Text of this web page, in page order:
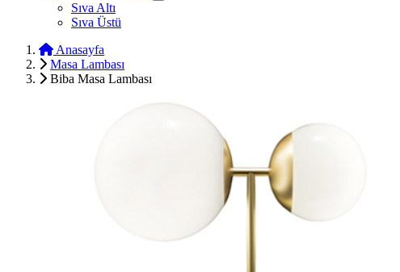
Sıva Altı
Sıva Üstü
Anasayfa
Masa Lambası
Biba Masa Lambası